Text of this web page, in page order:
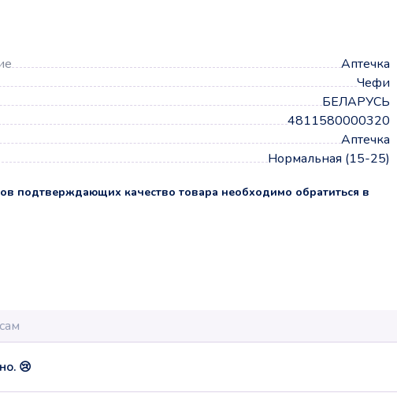
Аптечка
Чефи
БЕЛАРУСЬ
4811580000320
Аптечка
Нормальная (15-25)
подтверждающих качество товара необходимо обратиться в
😢